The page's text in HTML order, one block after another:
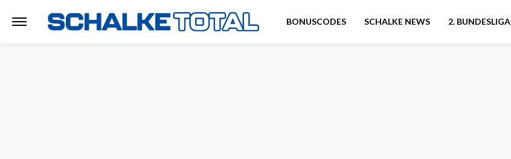
BONUSCODES SCHALKE NEWS 2. BUNDESLIGA